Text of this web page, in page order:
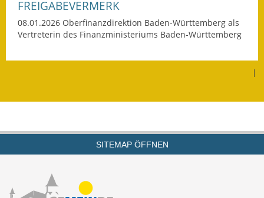
Leben
Bauen und Wohnen
Bodenrichtwerte
Flächennutzungsplan
FREIGABEVERMERK
08.01.2026 Oberfinanzdirektion Baden-Württemberg als
Vertreterin des Finanzministeriums Baden-Württemberg
|
SITEMAP ÖFFNEN